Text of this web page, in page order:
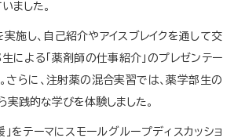
ました。
施し、自己紹介やアイスブレイクを通して交
による「薬剤師の仕事紹介」のプレゼンテー
さらに、注射薬の混合実習では、薬学部生の
実践的な学びを体験しました。
」をテーマにスモールグループディスカッショ